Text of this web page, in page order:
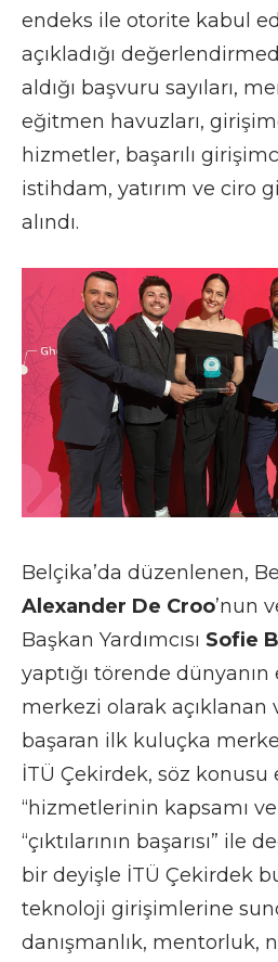
endeks ile otorite kabul
açıkladığı
aldığı başvuru sayıları,
eğitmen havuzları,
hizmetler, başarılı
istihdam, yatırım ve ciro
alındı.
Belçika’da düzenlenen,
Alexander De Croo’nun
Başkan Yardımcısı Sofie
yaptığı törende
merkezi olarak açıklanan
başaran ilk kuluçka
İTÜ Çekirdek, söz
“hizmetlerinin kapsamı
“çıktılarının başarısı”
bir deyişle İTÜ Çekirdek
teknoloji girişimlerine
danışmanlık, mentorluk,